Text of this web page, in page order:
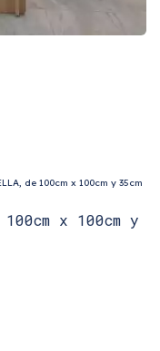
de 100cm x 100cm y 35cm
x 100cm y